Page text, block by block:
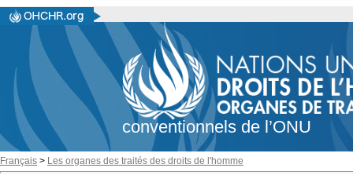
conventionnels de l’ONU
Français > Les organes des traités des droits de l'homme